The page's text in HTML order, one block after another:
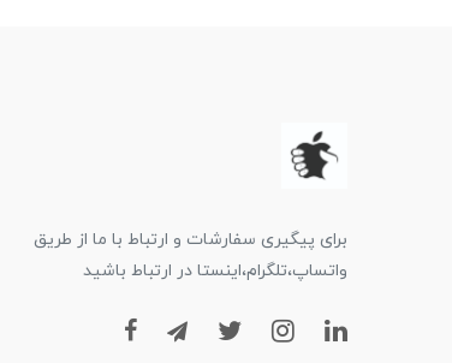
برای پیگیری سفارشات و ارتباط با ما از طریق
واتساپ،تلگرام،اینستا در ارتباط باشید